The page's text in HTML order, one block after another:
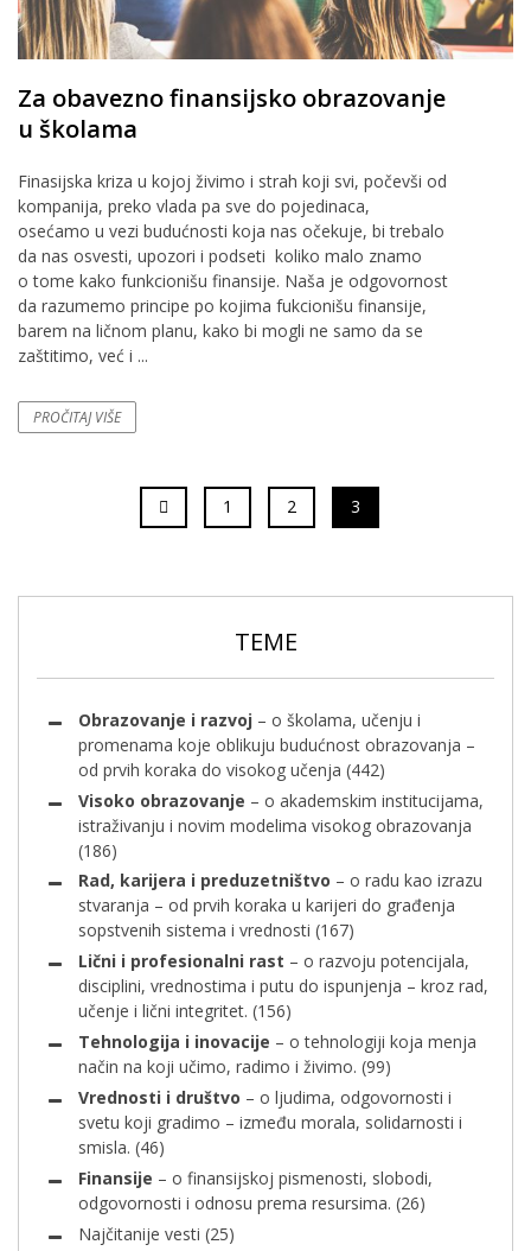
Za obavezno finansijsko obrazovanje
u školama
Finasijska kriza u kojoj živimo i strah koji svi, počevši od
kompanija, preko vlada pa sve do pojedinaca,
osećamo u vezi budućnosti koja nas očekuje, bi trebalo
da nas osvesti, upozori i podseti koliko malo znamo
o tome kako funkcionišu finansije. Naša je odgovornost
da razumemo principe po kojima fukcionišu finansije,
barem na ličnom planu, kako bi mogli ne samo da se
zaštitimo, već i ...
PROČITAJ VIŠE
1 2 3
TEME
Obrazovanje i razvoj – o školama, učenju i
promenama koje oblikuju budućnost obrazovanja –
od prvih koraka do visokog učenja (442)
Visoko obrazovanje – o akademskim institucijama,
istraživanju i novim modelima visokog obrazovanja
(186)
Rad, karijera i preduzetništvo – o radu kao izrazu
stvaranja – od prvih koraka u karijeri do građenja
sopstvenih sistema i vrednosti (167)
Lični i profesionalni rast – o razvoju potencijala,
disciplini, vrednostima i putu do ispunjenja – kroz rad,
učenje i lični integritet. (156)
Tehnologija i inovacije – o tehnologiji koja menja
način na koji učimo, radimo i živimo. (99)
Vrednosti i društvo – o ljudima, odgovornosti i
svetu koji gradimo – između morala, solidarnosti i
smisla. (46)
Finansije – o finansijskoj pismenosti, slobodi,
odgovornosti i odnosu prema resursima. (26)
Najčitanije vesti (25)